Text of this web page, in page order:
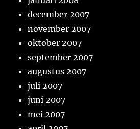
december 2007
november 2007
oktober 2007
september 2007
augustus 2007
juli 2007
juni 2007
mei 2007